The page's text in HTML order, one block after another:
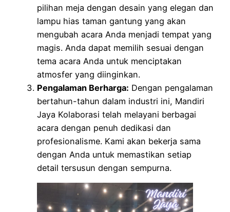
pilihan meja dengan desain yang elegan dan
lampu hias taman gantung yang akan
mengubah acara Anda menjadi tempat yang
magis. Anda dapat memilih sesuai dengan
tema acara Anda untuk menciptakan
atmosfer yang diinginkan.
Pengalaman Berharga: Dengan pengalaman
bertahun-tahun dalam industri ini, Mandiri
Jaya Kolaborasi telah melayani berbagai
acara dengan penuh dedikasi dan
profesionalisme. Kami akan bekerja sama
dengan Anda untuk memastikan setiap
detail tersusun dengan sempurna.